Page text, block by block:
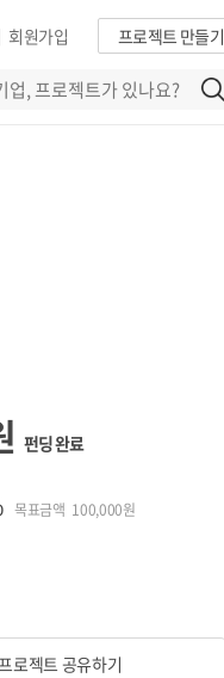
프로젝트 만들기
회원가입
펀딩 완료
목표금액 100,000원
로젝트 공유하기